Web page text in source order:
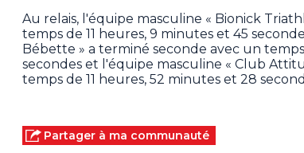
Au relais, l'équipe masculine « Bionick
temps de 11 heures, 9 minutes et 45
Bébette » a terminé seconde avec un
secondes et l'équipe masculine « Club
temps de 11 heures, 52 minutes et 28
Partager à ma communauté